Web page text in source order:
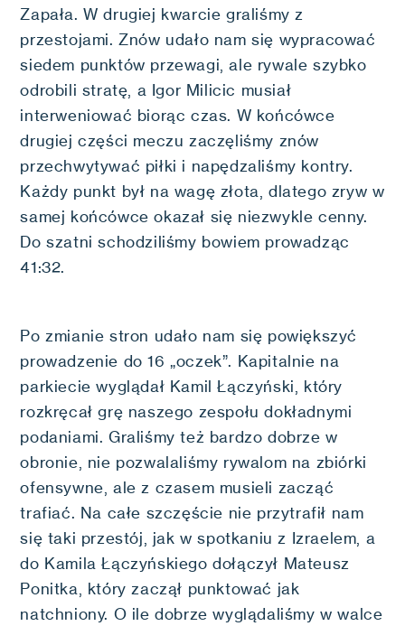
Zapała. W drugiej kwarcie graliśmy z
przestojami. Znów udało nam się wypracować
siedem punktów przewagi, ale rywale szybko
odrobili stratę, a Igor Milicic musiał
interweniować biorąc czas. W końcówce
drugiej części meczu zaczęliśmy znów
przechwytywać piłki i napędzaliśmy kontry.
Każdy punkt był na wagę złota, dlatego zryw w
samej końcówce okazał się niezwykle cenny.
Do szatni schodziliśmy bowiem prowadząc
41:32.
Po zmianie stron udało nam się powiększyć
prowadzenie do 16 „oczek”. Kapitalnie na
parkiecie wyglądał Kamil Łączyński, który
rozkręcał grę naszego zespołu dokładnymi
podaniami. Graliśmy też bardzo dobrze w
obronie, nie pozwalaliśmy rywalom na zbiórki
ofensywne, ale z czasem musieli zacząć
trafiać. Na całe szczęście nie przytrafił nam
się taki przestój, jak w spotkaniu z Izraelem, a
do Kamila Łączyńskiego dołączył Mateusz
Ponitka, który zaczął punktować jak
natchniony. O ile dobrze wyglądaliśmy w walce